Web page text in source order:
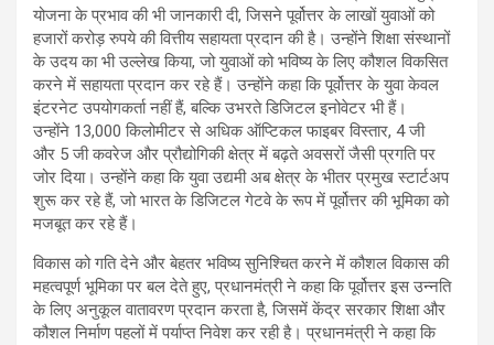
योजना के प्रभाव की भी जानकारी दी, जिसने पूर्वोत्तर के लाखों युवाओं को
हजारों करोड़ रुपये की वित्तीय सहायता प्रदान की है। उन्होंने शिक्षा संस्थानों
के उदय का भी उल्लेख किया, जो युवाओं को भविष्य के लिए कौशल विकसित
करने में सहायता प्रदान कर रहे हैं। उन्होंने कहा कि पूर्वोत्तर के युवा केवल
इंटरनेट उपयोगकर्ता नहीं हैं, बल्कि उभरते डिजिटल इनोवेटर भी हैं।
उन्होंने 13,000 किलोमीटर से अधिक ऑप्टिकल फाइबर विस्तार, 4 जी
और 5 जी कवरेज और प्रौद्योगिकी क्षेत्र में बढ़ते अवसरों जैसी प्रगति पर
जोर दिया। उन्होंने कहा कि युवा उद्यमी अब क्षेत्र के भीतर प्रमुख स्टार्टअप
शुरू कर रहे हैं, जो भारत के डिजिटल गेटवे के रूप में पूर्वोत्तर की भूमिका को
मजबूत कर रहे हैं।
विकास को गति देने और बेहतर भविष्य सुनिश्चित करने में कौशल विकास की
महत्वपूर्ण भूमिका पर बल देते हुए, प्रधानमंत्री ने कहा कि पूर्वोत्तर इस उन्नति
के लिए अनुकूल वातावरण प्रदान करता है, जिसमें केंद्र सरकार शिक्षा और
कौशल निर्माण पहलों में पर्याप्त निवेश कर रही है। प्रधानमंत्री ने कहा कि